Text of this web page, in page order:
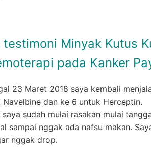
testimoni Minyak Kutus
pada Kanker
23 Maret 2018 saya kembali
dan ke 6 untuk Herceptin.
sudah mulai rasakan mulai
sampai nggak ada nafsu makan.
nggak drop.